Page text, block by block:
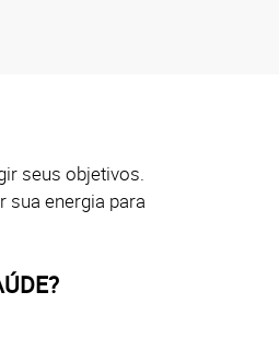
seus objetivos.
sua energia para